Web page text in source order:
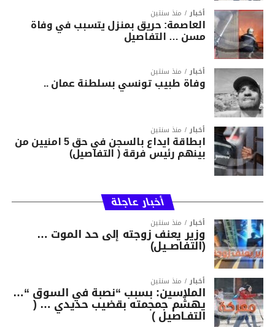
أخبار منذ سنتين
العاصمة: حريق بمنزل يتسبب في وفاة
مسن … التفاصيل
أخبار منذ سنتين
وفاة طبيب تونسي بسلطنة عمان ..
أخبار منذ سنتين
ابطاقة ايداع بالسجن في حق 5 امنيين من
بينهم رئيس فرقة ( التفاصيل)
أخبار عاجلة
أخبار منذ سنتين
وزير يعنف زوجته إلى حد الموت …
(التفاصــيل)
أخبار منذ سنتين
الملاسين: بسبب “نصبة في السوق “…
يهشّم جمجمته بقضيب حديدي … (
التفـاصيل )